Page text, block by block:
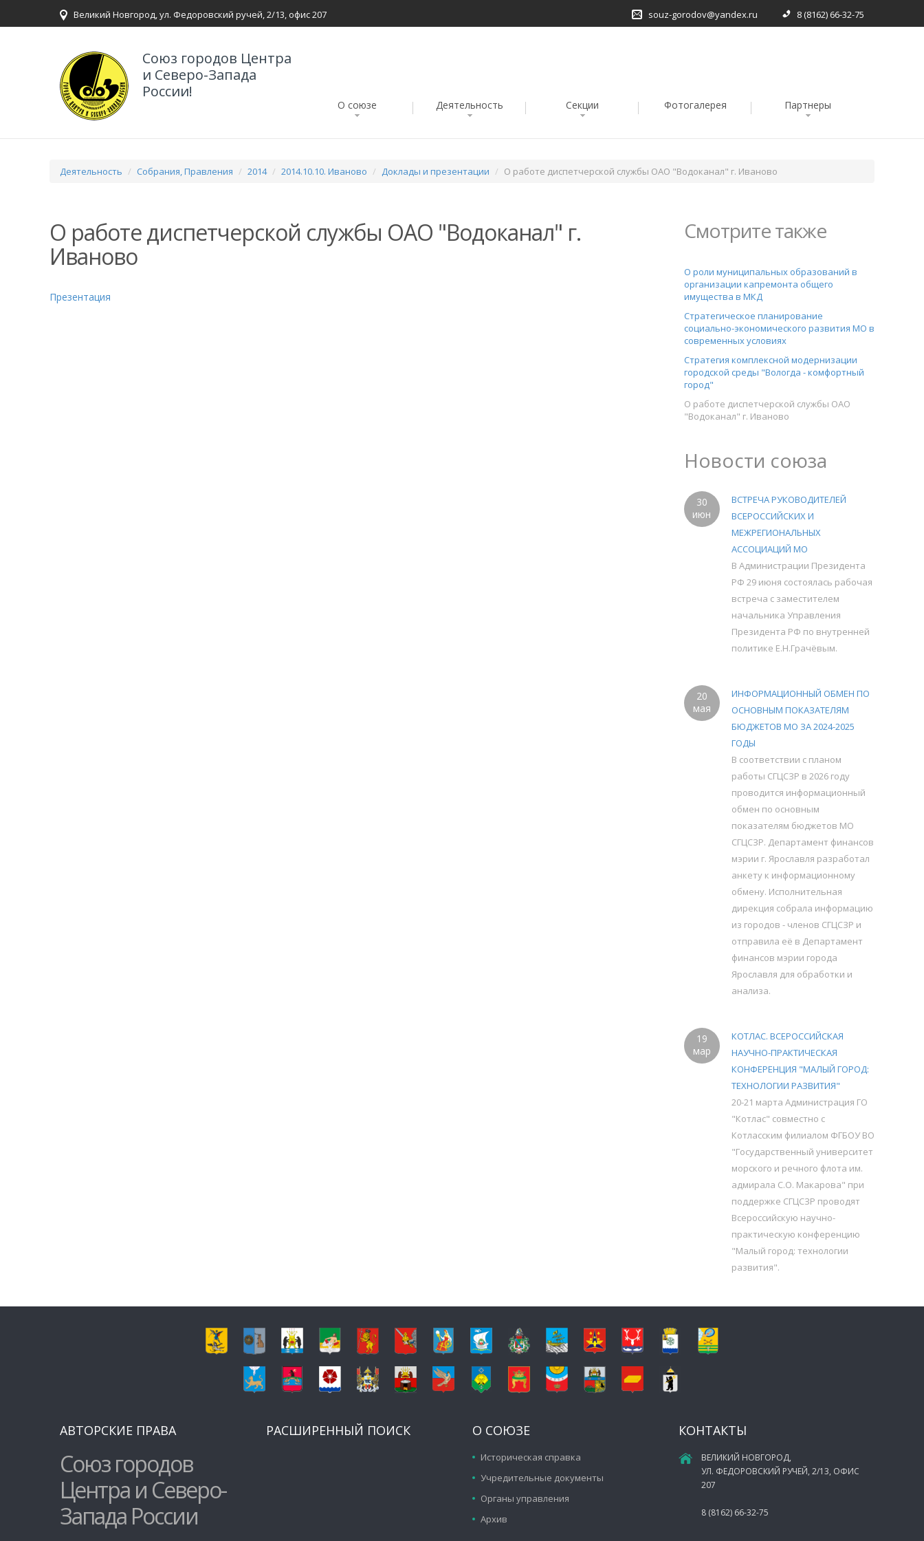
Великий Новгород, ул. Федоровский ручей, 2/13, офис 207 souz-gorodov@yandex.ru 8 (8162) 66-32-75
Союз городов Центра
и Северо-Запада
России!
О союзе Деятельность Секции Фотогалерея Партнеры
Деятельность Собрания, Правления 2014 2014.10.10. Иваново Доклады и презентации О работе диспетчерской службы ОАО "Водоканал" г. Иваново
О работе диспетчерской службы ОАО "Водоканал" г.
Иваново
Презентация
Смотрите также
О роли муниципальных образований в
организации капремонта общего
имущества в МКД
Стратегическое планирование
социально-экономического развития МО в
современных условиях
Стратегия комплексной модернизации
городской среды "Вологда - комфортный
город"
О работе диспетчерской службы ОАО
"Водоканал" г. Иваново
Новости союза
30
июн
ВСТРЕЧА РУКОВОДИТЕЛЕЙ
ВСЕРОССИЙСКИХ И
МЕЖРЕГИОНАЛЬНЫХ
АССОЦИАЦИЙ МО
В Администрации Президента
РФ 29 июня состоялась рабочая
встреча с заместителем
начальника Управления
Президента РФ по внутренней
политике Е.Н.Грачёвым.
20
мая
ИНФОРМАЦИОННЫЙ ОБМЕН ПО
ОСНОВНЫМ ПОКАЗАТЕЛЯМ
БЮДЖЕТОВ МО ЗА 2024-2025
ГОДЫ
В соответствии с планом
работы СГЦСЗР в 2026 году
проводится информационный
обмен по основным
показателям бюджетов МО
СГЦСЗР. Департамент финансов
мэрии г. Ярославля разработал
анкету к информационному
обмену. Исполнительная
дирекция собрала информацию
из городов - членов СГЦСЗР и
отправила её в Департамент
финансов мэрии города
Ярославля для обработки и
анализа.
19
мар
КОТЛАС. ВСЕРОССИЙСКАЯ
НАУЧНО-ПРАКТИЧЕСКАЯ
КОНФЕРЕНЦИЯ "МАЛЫЙ ГОРОД:
ТЕХНОЛОГИИ РАЗВИТИЯ"
20-21 марта Администрация ГО
"Котлас" совместно с
Котласским филиалом ФГБОУ ВО
"Государственный университет
морского и речного флота им.
адмирала С.О. Макарова" при
поддержке СГЦСЗР проводят
Всероссийскую научно-
практическую конференцию
"Малый город: технологии
развития".
АВТОРСКИЕ ПРАВА
Союз городов
Центра и Северо-
Запада России
РАСШИРЕННЫЙ ПОИСК О СОЮЗЕ
Историческая справка
Учредительные документы
Органы управления
Архив
КОНТАКТЫ
ВЕЛИКИЙ НОВГОРОД,
УЛ. ФЕДОРОВСКИЙ РУЧЕЙ, 2/13, ОФИС
207
8 (8162) 66-32-75